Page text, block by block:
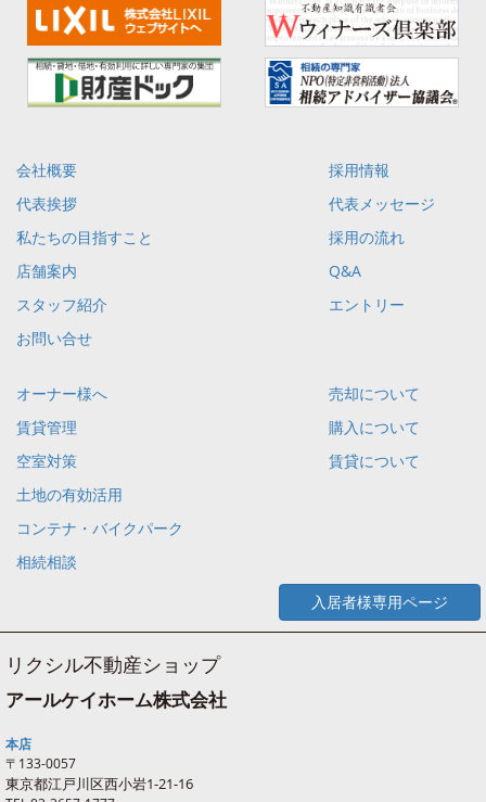
会社概要
代表挨拶
私たちの目指すこと
店舗案内
スタッフ紹介
お問い合せ
採用情報
代表メッセージ
採用の流れ
Q&A
エントリー
オーナー様へ
賃貸管理
空室対策
土地の有効活用
コンテナ・バイクパーク
相続相談
売却について
購入について
賃貸について
入居者様専用ページ
リクシル不動産ショップ
アールケイホーム株式会社
本店
〒133-0057
東京都江戸川区西小岩1-21-16